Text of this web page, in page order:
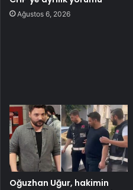
Ağustos 6, 2026
Oğuzhan Uğur, hakimin